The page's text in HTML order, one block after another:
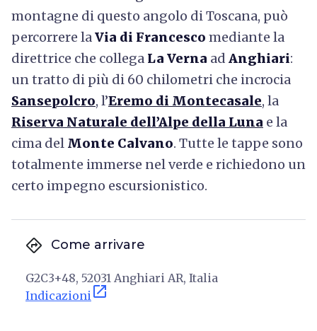
montagne di questo angolo di Toscana, può
percorrere laVia di Francesco mediante la
direttrice che collega La Verna ad Anghiari:
un tratto di più di 60 chilometri che incrocia
Sansepolcro, l’Eremo di Montecasale, la
Riserva Naturale dell’Alpe della Luna e la
cima del Monte Calvano. Tutte le tappe sono
totalmente immerse nel verde e richiedono un
certo impegno escursionistico.
directions Come arrivare
G2C3+48, 52031 Anghiari AR, Italia
Indicazioni open_in_new